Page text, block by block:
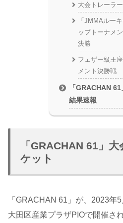
大会トレーラー
「JMMAルー
ップトーナメ
決勝
フェザー級王
メント決勝戦
「GRACHAN
結果速報
「GRACHAN 61」
ケット
「GRACHAN 61」が、2023年
大田区産業プラザPIOで開催され